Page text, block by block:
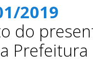
2019
do